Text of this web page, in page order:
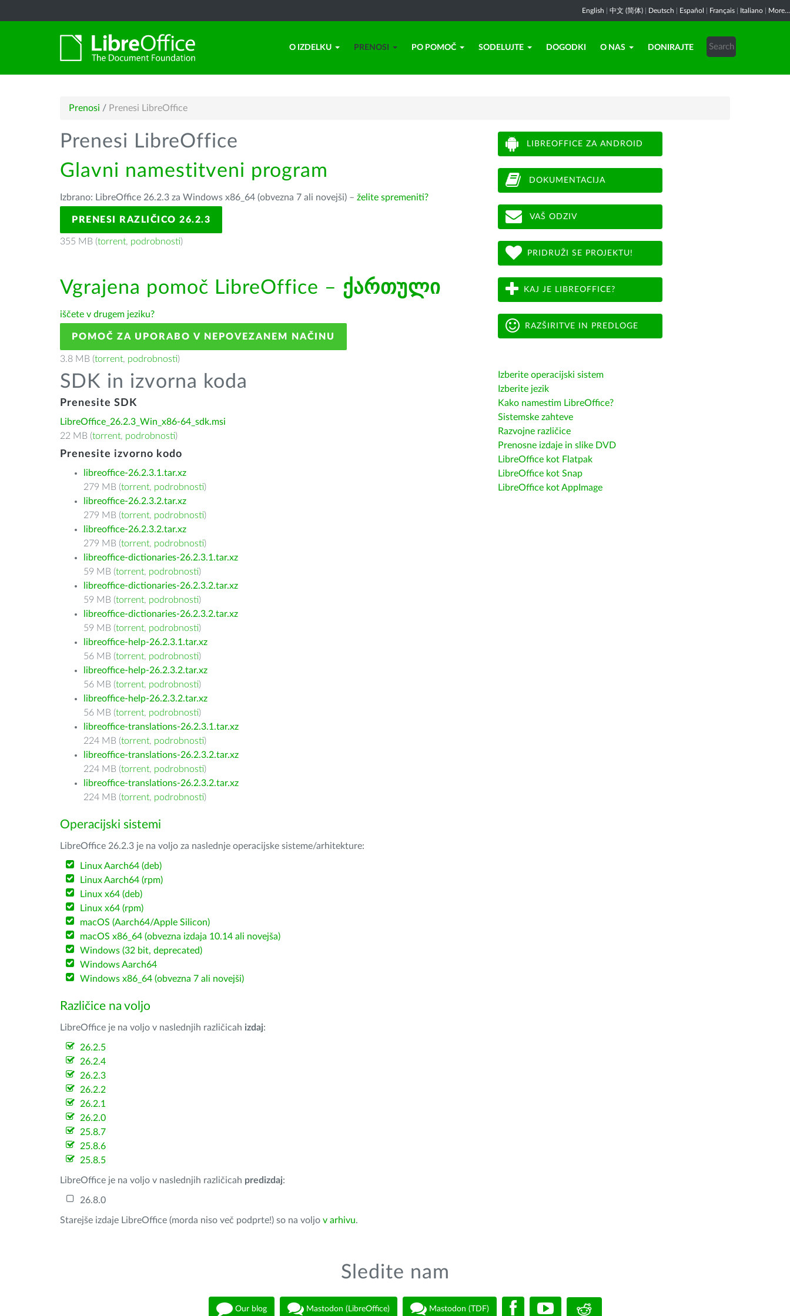
English 中文 (简体) Deutsch Español Français Italiano More...
O IZDELKU PRENOSI PO POMOČ SODELUJTE DOGODKI O NAS DONIRAJTE
Prenosi / Prenesi LibreOffice
Prenesi LibreOffice
Glavni namestitveni program
Izbrano: LibreOffice 26.2.3 za Windows x86_64 (obvezna 7 ali novejši) – želite spremeniti?
PRENESI RAZLIČICO 26.2.3
355 MB (torrent, podrobnosti)
Vgrajena pomoč LibreOffice – ქართული
iščete v drugem jeziku?
POMOČ ZA UPORABO V NEPOVEZANEM NAČINU
3.8 MB (torrent, podrobnosti)
SDK in izvorna koda
Prenesite SDK
LibreOffice_26.2.3_Win_x86-64_sdk.msi
22 MB (torrent, podrobnosti)
Prenesite izvorno kodo
libreoffice-26.2.3.1.tar.xz
279 MB (torrent, podrobnosti)
libreoffice-26.2.3.2.tar.xz
279 MB (torrent, podrobnosti)
libreoffice-26.2.3.2.tar.xz
279 MB (torrent, podrobnosti)
libreoffice-dictionaries-26.2.3.1.tar.xz
59 MB (torrent, podrobnosti)
libreoffice-dictionaries-26.2.3.2.tar.xz
59 MB (torrent, podrobnosti)
libreoffice-dictionaries-26.2.3.2.tar.xz
59 MB (torrent, podrobnosti)
libreoffice-help-26.2.3.1.tar.xz
56 MB (torrent, podrobnosti)
libreoffice-help-26.2.3.2.tar.xz
56 MB (torrent, podrobnosti)
libreoffice-help-26.2.3.2.tar.xz
56 MB (torrent, podrobnosti)
libreoffice-translations-26.2.3.1.tar.xz
224 MB (torrent, podrobnosti)
libreoffice-translations-26.2.3.2.tar.xz
224 MB (torrent, podrobnosti)
libreoffice-translations-26.2.3.2.tar.xz
224 MB (torrent, podrobnosti)
Operacijski sistemi
LibreOffice 26.2.3 je na voljo za naslednje operacijske sisteme/arhitekture:
Linux Aarch64 (deb)
Linux Aarch64 (rpm)
Linux x64 (deb)
Linux x64 (rpm)
macOS (Aarch64/Apple Silicon)
macOS x86_64 (obvezna izdaja 10.14 ali novejša)
Windows (32 bit, deprecated)
Windows Aarch64
Windows x86_64 (obvezna 7 ali novejši)
Različice na voljo
LibreOffice je na voljo v naslednjih različicah izdaj:
26.2.5
26.2.4
26.2.3
26.2.2
26.2.1
26.2.0
25.8.7
25.8.6
25.8.5
LibreOffice je na voljo v naslednjih različicah predizdaj:
26.8.0
Starejše izdaje LibreOffice (morda niso več podprte!) so na voljo v arhivu.
LIBREOFFICE ZA ANDROID
DOKUMENTACIJA
VAŠ ODZIV
PRIDRUŽI SE PROJEKTU!
KAJ JE LIBREOFFICE?
RAZŠIRITVE IN PREDLOGE
Izberite operacijski sistem
Izberite jezik
Kako namestim LibreOffice?
Sistemske zahteve
Razvojne različice
Prenosne izdaje in slike DVD
LibreOffice kot Flatpak
LibreOffice kot Snap
LibreOffice kot AppImage
Sledite nam
Our blog Mastodon (LibreOffice) Mastodon (TDF)